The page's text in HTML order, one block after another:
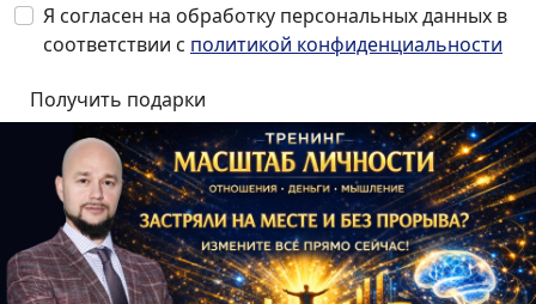
Я согласен на обработку персональных данных в
соответствии с политикой конфиденциальности